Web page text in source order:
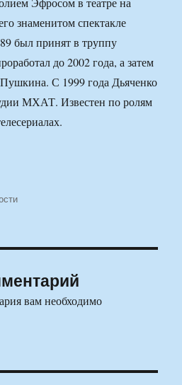
знаменитом спектакле
был принят в труппу
до 2002 года, а затем
С 1999 года Дьяченко
МХАТ. Известен по ролям
вам необходимо